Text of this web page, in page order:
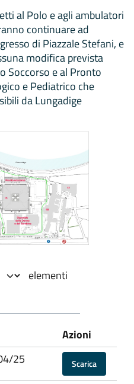
al Polo e agli ambulatori
continuare ad
di Piazzale Stefani, e
modifica prevista
Soccorso e al Pronto
e Pediatrico che
da Lungadige
elementi
Azioni
25
Scarica